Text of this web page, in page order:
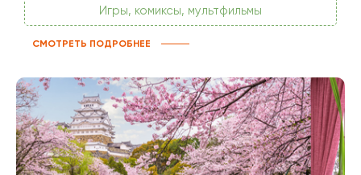
Игры, комиксы, мультфильмы
СМОТРЕТЬ ПОДРОБНЕЕ